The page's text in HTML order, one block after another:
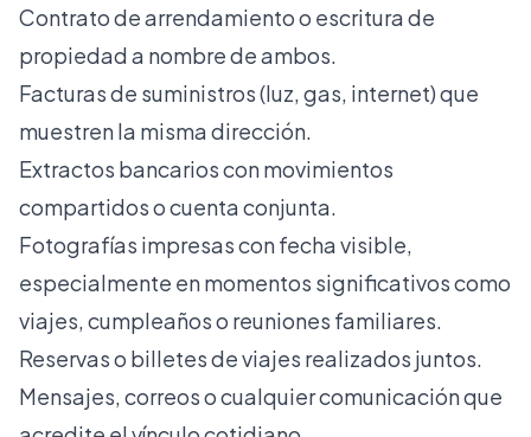
Contrato de arrendamiento o escritura de
propiedad a nombre de ambos.
Facturas de suministros (luz, gas, internet) que
muestren la misma dirección.
Extractos bancarios con movimientos
compartidos o cuenta conjunta.
Fotografías impresas con fecha visible,
especialmente en momentos significativos como
viajes, cumpleaños o reuniones familiares.
Reservas o billetes de viajes realizados juntos.
Mensajes, correos o cualquier comunicación que